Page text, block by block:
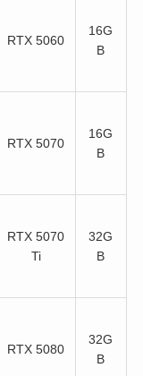
RTX 5060
16G
B
RTX 5070
16G
B
RTX 5070
Ti
32G
B
RTX 5080
32G
B